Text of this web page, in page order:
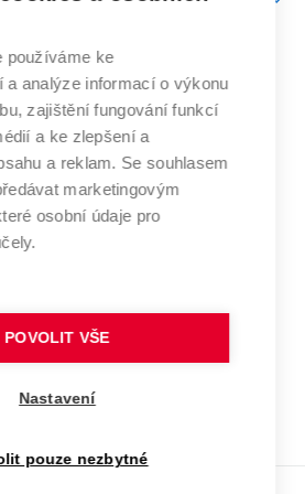
výzkumu
fondů
učení
technické
V BRNĚ
používáme ke
a analýze informací o výkonu
zajištění fungování funkcí
a ke zlepšení a
a reklam. Se souhlasem
marketingovým
osobní údaje pro
POVOLIT VŠE
Nastavení
pouze nezbytné